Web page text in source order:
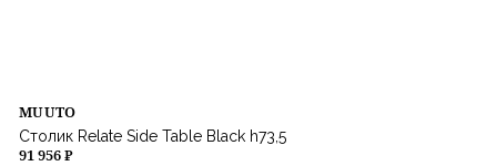
MUUTO
Столик Relate Side Table Black h73,5
91 956 ₽